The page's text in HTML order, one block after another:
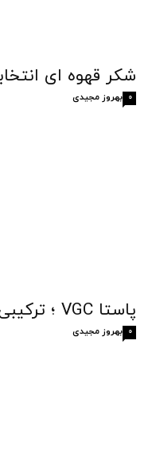
شکر قهوه‌ ای
بهروز مجیدی 0
پاستا VGC ؛ ترکیبی برنده در وعده های غذایی
بهروز مجیدی 0